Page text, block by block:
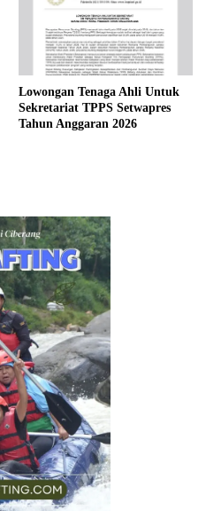
Lowongan Tenaga Ahli Untuk
Sekretariat TPPS Setwapres
Tahun Anggaran 2026